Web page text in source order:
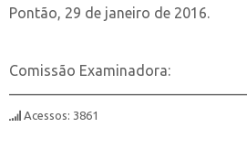
Pontão, 29 de janeiro de 2016.
Comissão Examinadora:
Acessos: 3861